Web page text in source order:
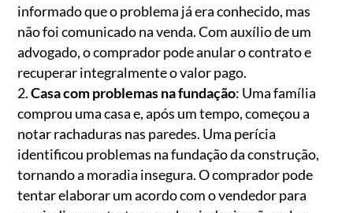
informado que o problema já era conhecido, mas
não foi comunicado na venda. Com auxílio de um
advogado, o comprador pode anular o contrato e
recuperar integralmente o valor pago.
Casa com problemas na fundação: Uma família
comprou uma casa e, após um tempo, começou a
notar rachaduras nas paredes. Uma perícia
identificou problemas na fundação da construção,
tornando a moradia insegura. O comprador pode
tentar elaborar um acordo com o vendedor para